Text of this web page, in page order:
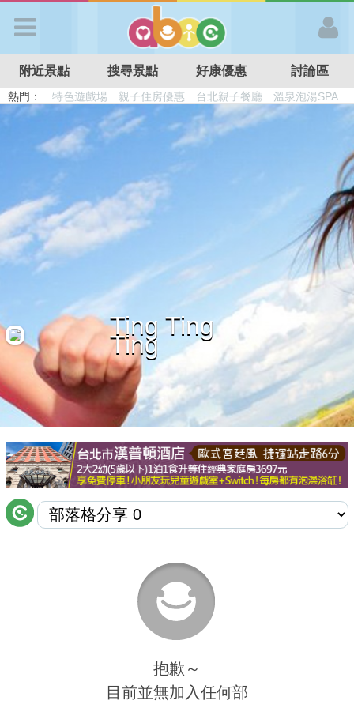
APP登入
首 頁
搜尋景點
好康優惠
最新留言
商家合作
推薦景點
討論區
聯絡我們
附近景點 搜尋景點 好康優惠 討論區
熱門： 特色遊戲場 親子住房優惠 台北親子餐廳
溫泉泡湯SPA
溜滑梯民宿
觀光工廠 日本親子景點
Ting Ting
Ting
抱歉～
目前並無加入任何部